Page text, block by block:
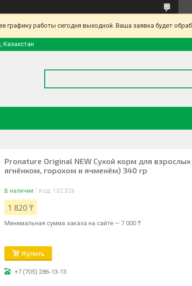
работы сегодня выходной. Ваша заявка будет
Казахстан
Pronature Original NEW Сухой корм для
ягнёнком, горохом и ячменём) 340 гр
В наличии Код: 102.526
1 820 ₸
Минимальная сумма заказа на сайте — 7 000 ₸
Купить
+7 (705) 286-13-13